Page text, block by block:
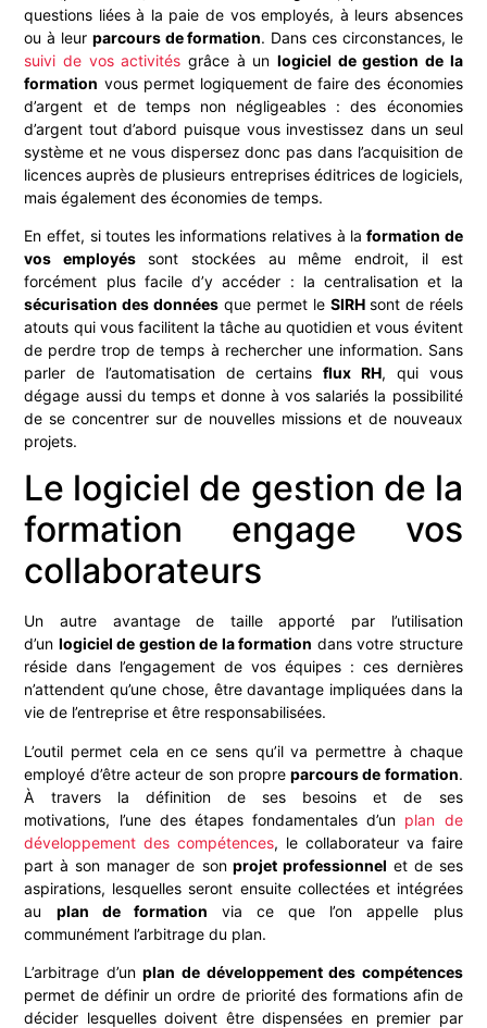
questions liées à la paie de vos employés, à leurs absences
ou à leur parcours de formation. Dans ces circonstances, le
suivi de vos activités grâce à un logiciel de gestion de la
formation vous permet logiquement de faire des économies
d’argent et de temps non négligeables : des économies
d’argent tout d’abord puisque vous investissez dans un seul
système et ne vous dispersez donc pas dans l’acquisition de
licences auprès de plusieurs entreprises éditrices de logiciels,
mais également des économies de temps.
En effet, si toutes les informations relatives à la formation de
vos employés sont stockées au même endroit, il est
forcément plus facile d’y accéder : la centralisation et la
sécurisation des données que permet le SIRH sont de réels
atouts qui vous facilitent la tâche au quotidien et vous évitent
de perdre trop de temps à rechercher une information. Sans
parler de l’automatisation de certains flux RH, qui vous
dégage aussi du temps et donne à vos salariés la possibilité
de se concentrer sur de nouvelles missions et de nouveaux
projets.
Le logiciel de gestion de la
formation engage vos
collaborateurs
Un autre avantage de taille apporté par l’utilisation
d’un logiciel de gestion de la formation dans votre structure
réside dans l’engagement de vos équipes : ces dernières
n’attendent qu’une chose, être davantage impliquées dans la
vie de l’entreprise et être responsabilisées.
L’outil permet cela en ce sens qu’il va permettre à chaque
employé d’être acteur de son propreparcours de formation.
À travers la définition de ses besoins et de ses
motivations, l’une des étapes fondamentales d’un plan de
développement des compétences, le collaborateur va faire
part à son manager de sonprojet professionnel et de ses
aspirations, lesquelles seront ensuite collectées et intégrées
au plan de formation via ce que l’on appelle plus
communément l’arbitrage du plan.
L’arbitrage d’unplan de développement des compétences
permet de définir un ordre de priorité des formations afin de
décider lesquelles doivent être dispensées en premier par